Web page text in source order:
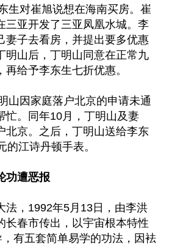
生对崔旭说想在海南买房。崔
三亚开发了三亚凤凰水城。李
妻子去看房，并提出要多优惠
明山后，丁明山同意在正常九
给予李东生七折优惠。
山因家庭落户北京的申请未通
忙。同年10月，丁明山及妻
北京。之后，丁明山送给李东
的江诗丹顿手表。
功遭恶报
法，1992年5月13日，由李洪
长春市传出，以宇宙根本特性
，有五套简单易学的功法，因袪